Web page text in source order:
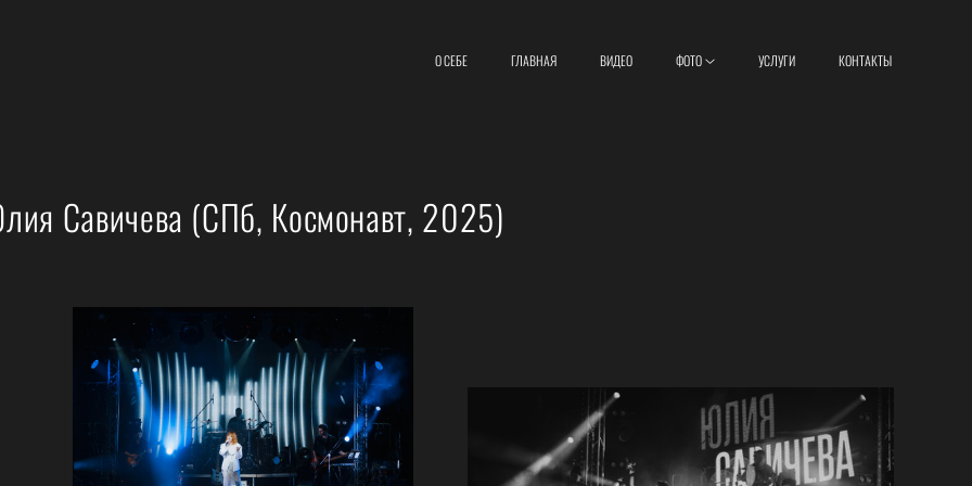
О СЕБЕ ГЛАВНАЯ ВИДЕО ФОТО УСЛУГИ КОНТАКТЫ
Савичева (СПб, Космонавт, 2025)